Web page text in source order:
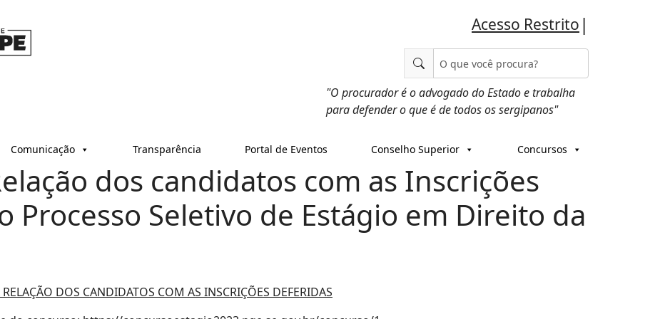
Acesso Restrito |
"O procurador é o advogado do Estado e trabalha
para defender o que é de todos os sergipanos"
Comunicação Transparência Portal de Eventos Conselho Superior Concursos
dos candidatos com as Inscrições
Processo Seletivo de Estágio em Direito da
DOS CANDIDATOS COM AS INSCRIÇÕES DEFERIDAS